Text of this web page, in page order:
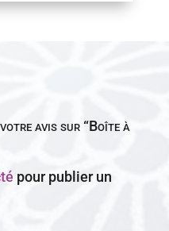
avis sur “Boîte à
pour publier un